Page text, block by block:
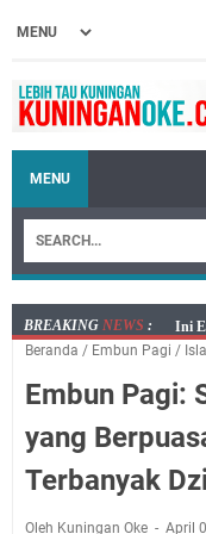
MENU
BREAKING NEWS :
Beranda / Embun Pagi /
Embun Pagi:
yang
Terbanyak
Oleh Kuningan Oke April